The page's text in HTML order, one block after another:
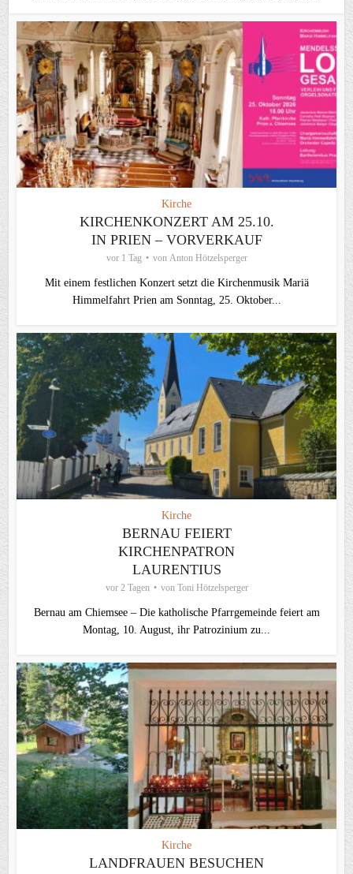
Kirche
KIRCHENKONZERT AM 25.10.
IN PRIEN – VORVERKAUF
vor 1 Tag von Anton Hötzelsperger
Mit einem festlichen Konzert setzt die Kirchenmusik Mariä
Himmelfahrt Prien am Sonntag, 25. Oktober...
Kirche
BERNAU FEIERT
KIRCHENPATRON
LAURENTIUS
vor 2 Tagen von Toni Hötzelsperger
Bernau am Chiemsee – Die katholische Pfarrgemeinde feiert am
Montag, 10. August, ihr Patrozinium zu...
Kirche
LANDFRAUEN BESUCHEN